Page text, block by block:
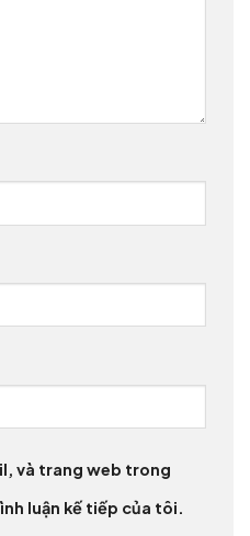
và trang web trong
luận kế tiếp của tôi.